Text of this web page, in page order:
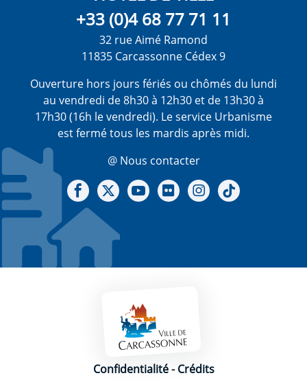
+33 (0)4 68 77 71 11
32 rue Aimé Ramond
11835 Carcassonne Cédex 9
Ouverture hors jours fériés ou chômés du lundi
au vendredi de 8h30 à 12h30 et de 13h30 à
17h30 (16h le vendredi). Le service Urbanisme
est fermé tous les mardis après midi.
@ Nous contacter
Notre Facebook
Notre X - (twitter)
Notre chaine Youtube
Notre Gallerie sur Flickr
Notre Instagram
Mentions légales
Confidentialité-Crédits